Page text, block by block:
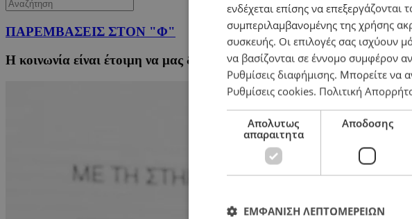
ΠΑΡΕΜΒΑΣΕΙΣ ΣΤΟΝ "Φ"
Η κοινωνία είναι έτοιμη να μας δώσει μια ακόμα ευκαιρία – Είμαστε
ενδέχεται επίσης να
συμπεριλαμβανομένης της χρήσης
συσκευής. Οι επιλογές σας ισχύουν
να βασίζονται σε έννομο συμφέρον
Ρυθμίσεις διαφήμισης. Μπορείτε να
Ρυθμίσεις cookies. Πολιτική
Απολυτως
απαραιτητα
Αποδοσης
ΕΜΦΑΝΙΣΗ ΛΕΠΤΟΜΕΡΕΙΩΝ